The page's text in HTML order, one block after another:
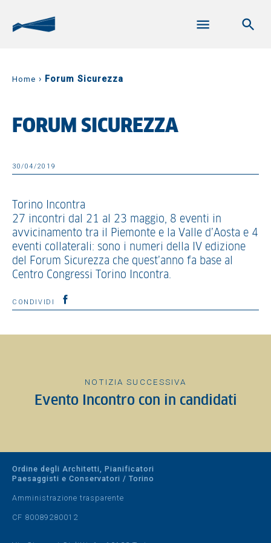
Home › Forum Sicurezza
FORUM SICUREZZA
30/04/2019
Torino Incontra
27 incontri dal 21 al 23 maggio, 8 eventi in
avvicinamento tra il Piemonte e la Valle d’Aosta e 4
eventi collaterali: sono i numeri della IV edizione
del Forum Sicurezza che quest’anno fa base al
Centro Congressi Torino Incontra.
CONDIVIDI
NOTIZIA SUCCESSIVA
Evento Incontro con in candidati
Ordine degli Architetti, Pianificatori
Paesaggisti e Conservatori / Torino
Amministrazione trasparente
CF 80089280012